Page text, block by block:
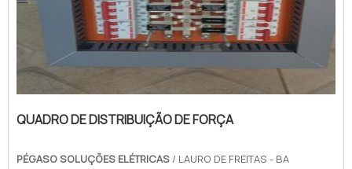
QUADRO DE DISTRIBUIÇÃO DE FORÇA
PÉGASO SOLUÇÕES ELÉTRICAS / LAURO DE FREITAS - BA